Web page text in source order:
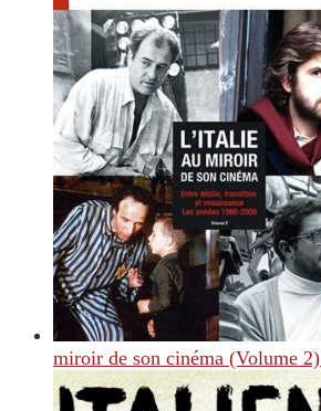
miroir de son cinéma (Volume 2)